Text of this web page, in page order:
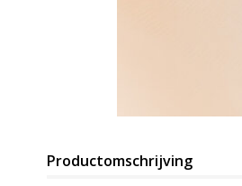
Productomschrijving